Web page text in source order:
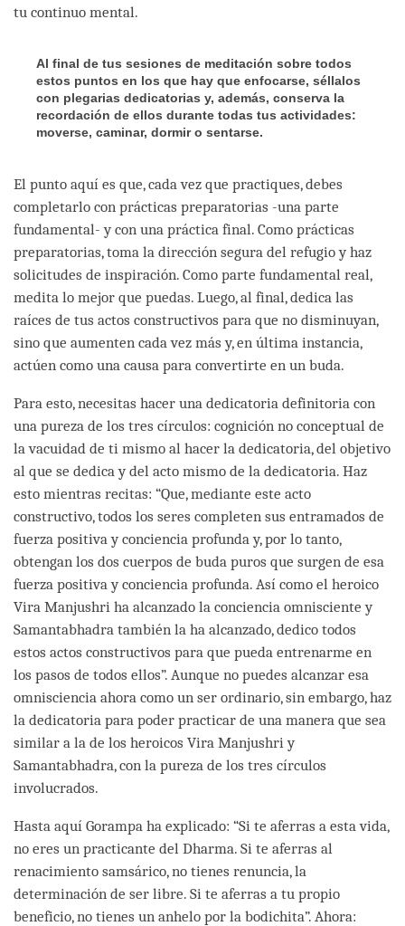
tu continuo mental.
Al final de tus sesiones de meditación sobre todos
estos puntos en los que hay que enfocarse, séllalos
con plegarias dedicatorias y, además, conserva la
recordación de ellos durante todas tus actividades:
moverse, caminar, dormir o sentarse.
El punto aquí es que, cada vez que practiques, debes
completarlo con prácticas preparatorias -una parte
fundamental- y con una práctica final. Como prácticas
preparatorias, toma la dirección segura del refugio y haz
solicitudes de inspiración. Como parte fundamental real,
medita lo mejor que puedas. Luego, al final, dedica las
raíces de tus actos constructivos para que no disminuyan,
sino que aumenten cada vez más y, en última instancia,
actúen como una causa para convertirte en un buda.
Para esto, necesitas hacer una dedicatoria definitoria con
una pureza de los tres círculos: cognición no conceptual de
la vacuidad de ti mismo al hacer la dedicatoria, del objetivo
al que se dedica y del acto mismo de la dedicatoria. Haz
esto mientras recitas: “Que, mediante este acto
constructivo, todos los seres completen sus entramados de
fuerza positiva y conciencia profunda y, por lo tanto,
obtengan los dos cuerpos de buda puros que surgen de esa
fuerza positiva y conciencia profunda. Así como el heroico
Vira Manjushri ha alcanzado la conciencia omnisciente y
Samantabhadra también la ha alcanzado, dedico todos
estos actos constructivos para que pueda entrenarme en
los pasos de todos ellos”. Aunque no puedes alcanzar esa
omnisciencia ahora como un ser ordinario, sin embargo, haz
la dedicatoria para poder practicar de una manera que sea
similar a la de los heroicos Vira Manjushri y
Samantabhadra, con la pureza de los tres círculos
involucrados.
Hasta aquí Gorampa ha explicado: “Si te aferras a esta vida,
no eres un practicante del Dharma. Si te aferras al
renacimiento samsárico, no tienes renuncia, la
determinación de ser libre. Si te aferras a tu propio
beneficio, no tienes un anhelo por la bodichita”. Ahora: